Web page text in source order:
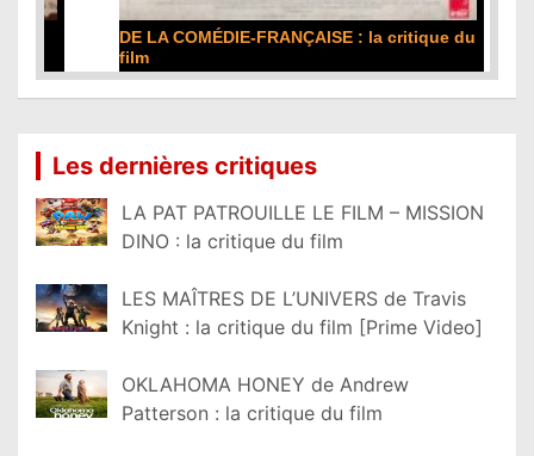
DE LA COMÉDIE-FRANÇAISE : la critique du
Les dernières critiques
LA PAT PATROUILLE LE FILM – MISSION
DINO : la critique du film
LES MAÎTRES DE L’UNIVERS de Travis
Knight : la critique du film [Prime Video]
OKLAHOMA HONEY de Andrew
Patterson : la critique du film